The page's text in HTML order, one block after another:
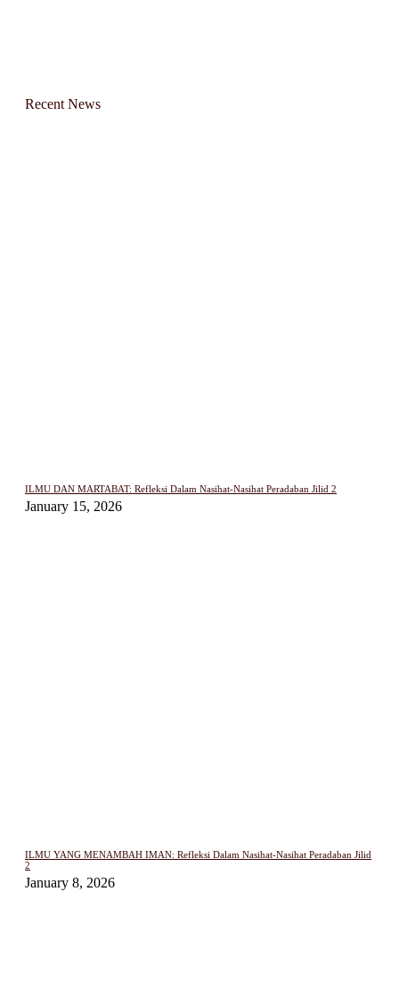
Recent News
ILMU DAN MARTABAT: Refleksi Dalam Nasihat-Nasihat Peradaban Jilid 2
January 15, 2026
ILMU YANG MENAMBAH IMAN: Refleksi Dalam Nasihat-Nasihat Peradaban Jilid
2
January 8, 2026